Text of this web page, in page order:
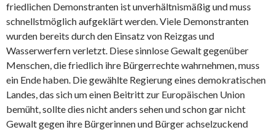
friedlichen Demonstranten ist unverhältnismäßig und muss
schnellstmöglich aufgeklärt werden. Viele Demonstranten
wurden bereits durch den Einsatz von Reizgas und
Wasserwerfern verletzt. Diese sinnlose Gewalt gegenüber
Menschen, die friedlich ihre Bürgerrechte wahrnehmen, muss
ein Ende haben. Die gewählte Regierung eines demokratischen
Landes, das sich um einen Beitritt zur Europäischen Union
bemüht, sollte dies nicht anders sehen und schon gar nicht
Gewalt gegen ihre Bürgerinnen und Bürger achselzuckend